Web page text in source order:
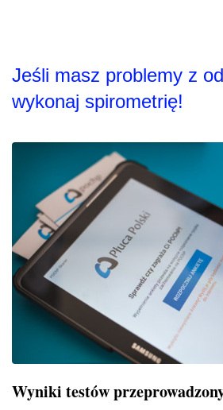
Jeśli masz problemy z
wykonaj spirometrię!
Wyniki testów